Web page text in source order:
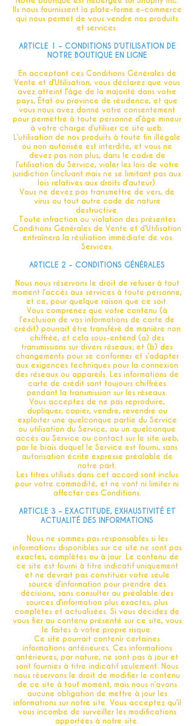
Ils nous fournissent la plate-forme e-commerce
qui nous permet de vous vendre nos produits
et services.
ARTICLE 1 – CONDITIONS D’UTILISATION DE
NOTRE BOUTIQUE EN LIGNE
En acceptant ces Conditions Générales de
Vente et d’Utilisation, vous déclarez que vous
avez atteint l’âge de la majorité dans votre
pays, État ou province de résidence, et que
vous nous avez donné votre consentement
pour permettre à toute personne d’âge mineur
à votre charge d’utiliser ce site web.
L’utilisation de nos produits à toute fin illégale
ou non autorisée est interdite, et vous ne
devez pas non plus, dans le cadre de
l’utilisation du Service, violer les lois de votre
juridiction (incluant mais ne se limitant pas aux
lois relatives aux droits d’auteur).
Vous ne devez pas transmettre de vers, de
virus ou tout autre code de nature
destructive.
Toute infraction ou violation des présentes
Conditions Générales de Vente et d’Utilisation
entraînera la résiliation immédiate de vos
Services.
ARTICLE 2 – CONDITIONS GÉNÉRALES
Nous nous réservons le droit de refuser à tout
moment l’accès aux services à toute personne,
et ce, pour quelque raison que ce soit.
Vous comprenez que votre contenu (à
l’exclusion de vos informations de carte de
crédit) pourrait être transféré de manière non
chiffrée, et cela sous-entend (a) des
transmissions sur divers réseaux; et (b) des
changements pour se conformer et s’adapter
aux exigences techniques pour la connexion
des réseaux ou appareils. Les informations de
carte de crédit sont toujours chiffrées
pendant la transmission sur les réseaux.
Vous acceptez de ne pas reproduire,
dupliquer, copier, vendre, revendre ou
exploiter une quelconque partie du Service
ou utilisation du Service, ou un quelconque
accès au Service ou contact sur le site web,
par le biais duquel le Service est fourni, sans
autorisation écrite expresse préalable de
notre part.
Les titres utilisés dans cet accord sont inclus
pour votre commodité, et ne vont ni limiter ni
affecter ces Conditions.
ARTICLE 3 – EXACTITUDE, EXHAUSTIVITÉ ET
ACTUALITÉ DES INFORMATIONS
Nous ne sommes pas responsables si les
informations disponibles sur ce site ne sont pas
exactes, complètes ou à jour. Le contenu de
ce site est fourni à titre indicatif uniquement
et ne devrait pas constituer votre seule
source d’information pour prendre des
décisions, sans consulter au préalable des
sources d’information plus exactes, plus
complètes et actualisées. Si vous décidez de
vous fier au contenu présenté sur ce site, vous
le faites à votre propre risque.
Ce site pourrait contenir certaines
informations antérieures. Ces informations
antérieures, par nature, ne sont pas à jour et
sont fournies à titre indicatif seulement. Nous
nous réservons le droit de modifier le contenu
de ce site à tout moment, mais nous n’avons
aucune obligation de mettre à jour les
informations sur notre site. Vous acceptez qu’il
vous incombe de surveiller les modifications
apportées à notre site.